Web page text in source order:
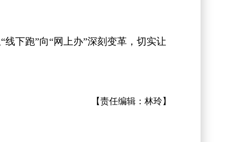
下跑”向“网上办”深刻变革，切实让
【责任编辑： 林玲 】